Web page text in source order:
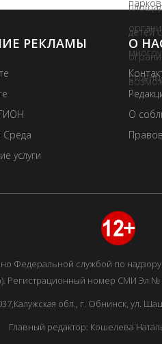
РЕКЛАМЫ
Среда
услуги
О
О
Федеральной службой по
Регистрационный номер СМИ Эл №
обл., г. Обнинск, ул.
Главный редактор: Кошелева